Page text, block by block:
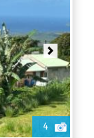
4
Next